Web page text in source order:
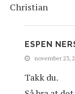
Christian
ESPEN
november 23,
Takk du.